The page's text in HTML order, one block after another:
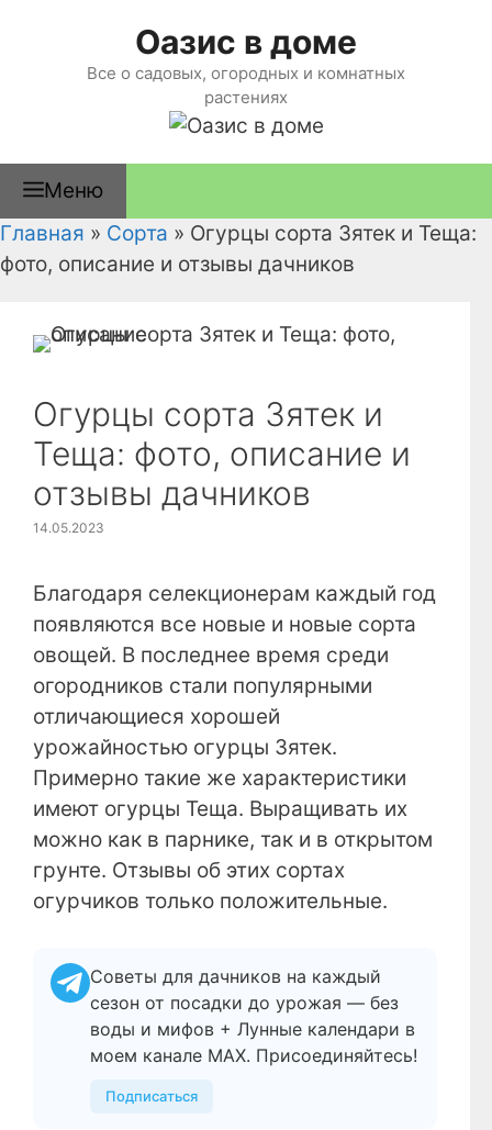
содержимому
Оазис в доме
Все о садовых, огородных и комнатных
растениях
Меню
Главная » Сорта » Огурцы сорта Зятек и Теща:
фото, описание и отзывы дачников
Огурцы сорта Зятек и
Теща: фото, описание и
отзывы дачников
14.05.2023
Благодаря селекционерам каждый год
появляются все новые и новые сорта
овощей. В последнее время среди
огородников стали популярными
отличающиеся хорошей
урожайностью огурцы Зятек.
Примерно такие же характеристики
имеют огурцы Теща. Выращивать их
можно как в парнике, так и в открытом
грунте. Отзывы об этих сортах
огурчиков только положительные.
Советы для дачников на каждый
сезон от посадки до урожая — без
воды и мифов + Лунные календари в
моем канале МАХ. Присоединяйтесь!
Подписаться